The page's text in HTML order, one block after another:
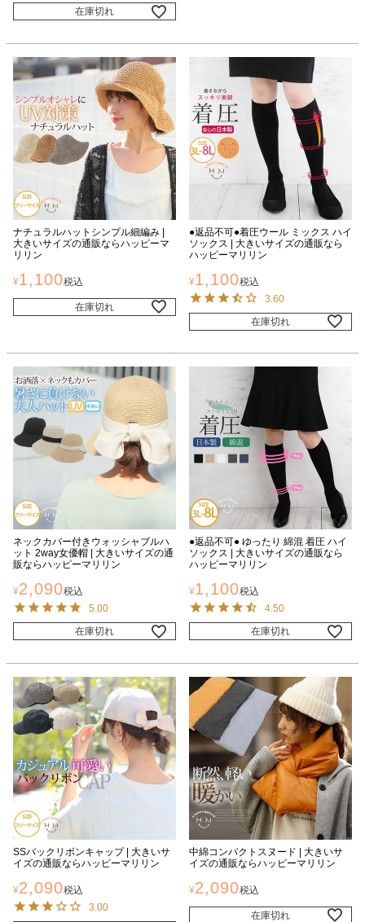
在庫切れ
ナチュラルハットシンプル細編み |
大きいサイズの通販ならハッピーマ
リリン
¥1,100税込
在庫切れ
●返品不可●着圧ウール ミックス ハイ
ソックス | 大きいサイズの通販なら
ハッピーマリリン
¥1,100税込
3.60
在庫切れ
ネックカバー付きウォッシャブルハ
ット 2way女優帽 | 大きいサイズの通
販ならハッピーマリリン
¥2,090税込
5.00
在庫切れ
●返品不可● ゆったり 綿混 着圧 ハイ
ソックス | 大きいサイズの通販なら
ハッピーマリリン
¥1,100税込
4.50
在庫切れ
SSバックリボンキャップ | 大きいサ
イズの通販ならハッピーマリリン
¥2,090税込
3.00
中綿コンパクトスヌード | 大きいサ
イズの通販ならハッピーマリリン
¥2,090税込
在庫切れ